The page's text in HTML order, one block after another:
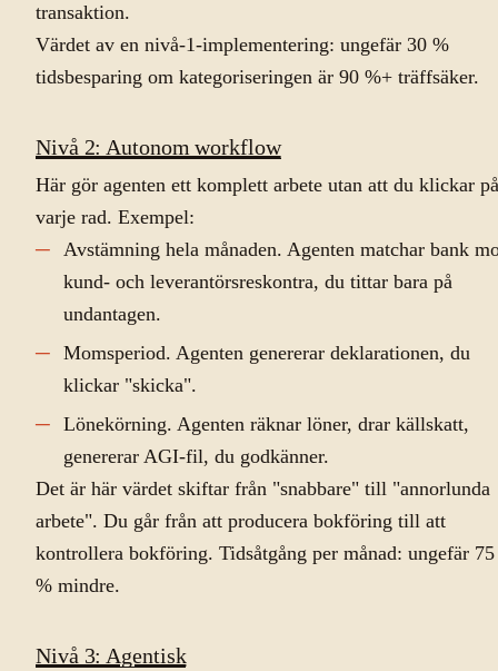
transaktion.
Värdet av en nivå-1-implementering: ungefär 30 %
tidsbesparing om kategoriseringen är 90 %+ träffsäker.
Nivå 2: Autonom workflow
Här gör agenten ett komplett arbete utan att du klickar på
varje rad. Exempel:
Avstämning hela månaden. Agenten matchar bank
kund- och leverantörsreskontra, du tittar bara på
undantagen.
Momsperiod. Agenten genererar deklarationen, du
klickar "skicka".
Lönekörning. Agenten räknar löner, drar källskatt,
genererar AGI-fil, du godkänner.
Det är här värdet skiftar från "snabbare" till "annorlunda
arbete". Du går från att producera bokföring till att
kontrollera bokföring. Tidsåtgång per månad: ungefär 75
% mindre.
Nivå 3: Agentisk